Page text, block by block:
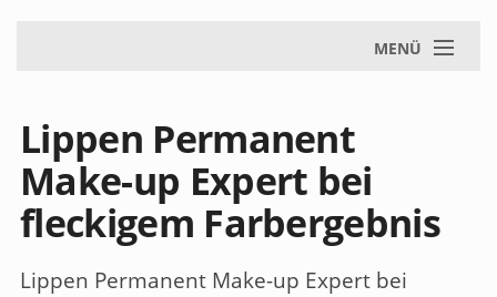
MENÜ
Lippen Permanent
Make-up Expert bei
fleckigem Farbergebnis
Lippen Permanent Make-up Expert bei